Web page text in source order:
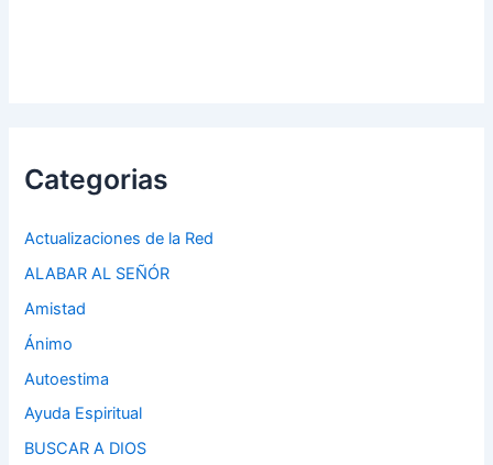
Categorias
Actualizaciones de la Red
ALABAR AL SEÑÓR
Amistad
Ánimo
Autoestima
Ayuda Espiritual
BUSCAR A DIOS